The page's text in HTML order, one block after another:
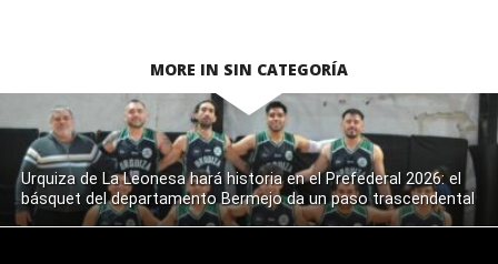
MORE IN SIN CATEGORÍA
Urquiza de La Leonesa hará historia en el Prefederal 2026: el
básquet del departamento Bermejo da un paso trascendental